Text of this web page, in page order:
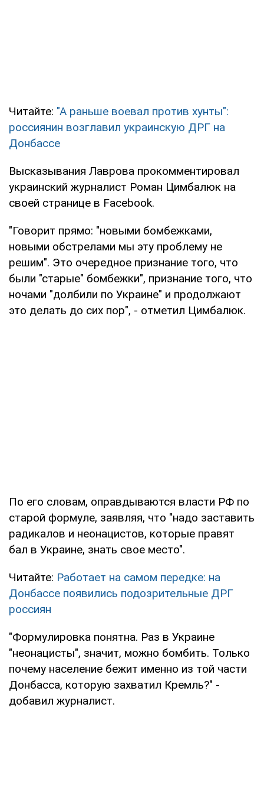
Читайте: "А раньше воевал против хунты":
россиянин возглавил украинскую ДРГ на
Донбассе
Высказывания Лаврова прокомментировал
украинский журналист Роман Цимбалюк на
своей странице в Facebook.
"Говорит прямо: "новыми бомбежками,
новыми обстрелами мы эту проблему не
решим". Это очередное признание того, что
были "старые" бомбежки", признание того, что
ночами "долбили по Украине" и продолжают
это делать до сих пор", - отметил Цимбалюк.
По его словам, оправдываются власти РФ по
старой формуле, заявляя, что "надо заставить
радикалов и неонацистов, которые правят
бал в Украине, знать свое место".
Читайте: Работает на самом передке: на
Донбассе появились подозрительные ДРГ
россиян
"Формулировка понятна. Раз в Украине
"неонацисты", значит, можно бомбить. Только
почему население бежит именно из той части
Донбасса, которую захватил Кремль?" -
добавил журналист.